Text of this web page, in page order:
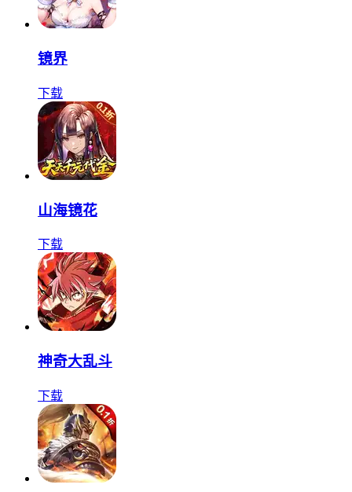
镜界
下载
山海镜花
下载
神奇大乱斗
下载